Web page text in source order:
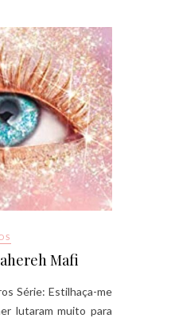
Mafi
Série: Estilhaça-me
lutaram muito para